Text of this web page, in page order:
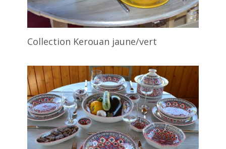
Collection Kerouan jaune/vert